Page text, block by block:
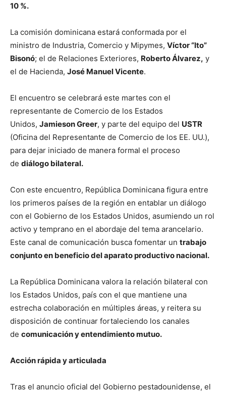
10 %.
La comisión dominicana estará conformada por el
ministro de Industria, Comercio y Mipymes, Víctor “Ito”
Bisonó; el de Relaciones Exteriores, Roberto Álvarez, y
el de Hacienda, José Manuel Vicente.
El encuentro se celebrará este martes con el
representante de Comercio de los Estados
Unidos, Jamieson Greer, y parte del equipo del USTR
(Oficina del Representante de Comercio de los EE. UU.),
para dejar iniciado de manera formal el proceso
de diálogo bilateral.
Con este encuentro, República Dominicana figura entre
los primeros países de la región en entablar un diálogo
con el Gobierno de los Estados Unidos, asumiendo un rol
activo y temprano en el abordaje del tema arancelario.
Este canal de comunicación busca fomentar un trabajo
conjunto en beneficio del aparato productivo nacional.
La República Dominicana valora la relación bilateral con
los Estados Unidos, país con el que mantiene una
estrecha colaboración en múltiples áreas, y reitera su
disposición de continuar fortaleciendo los canales
de comunicación y entendimiento mutuo.
Acción rápida y articulada
Tras el anuncio oficial del Gobierno pestadounidense, el